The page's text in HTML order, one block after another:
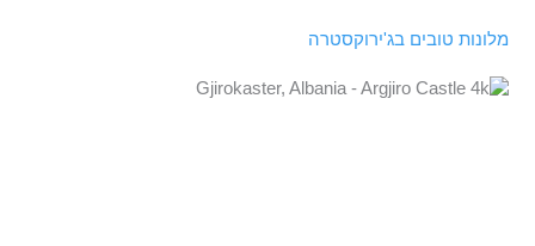
מלונות טובים בג'ירוקסטרה